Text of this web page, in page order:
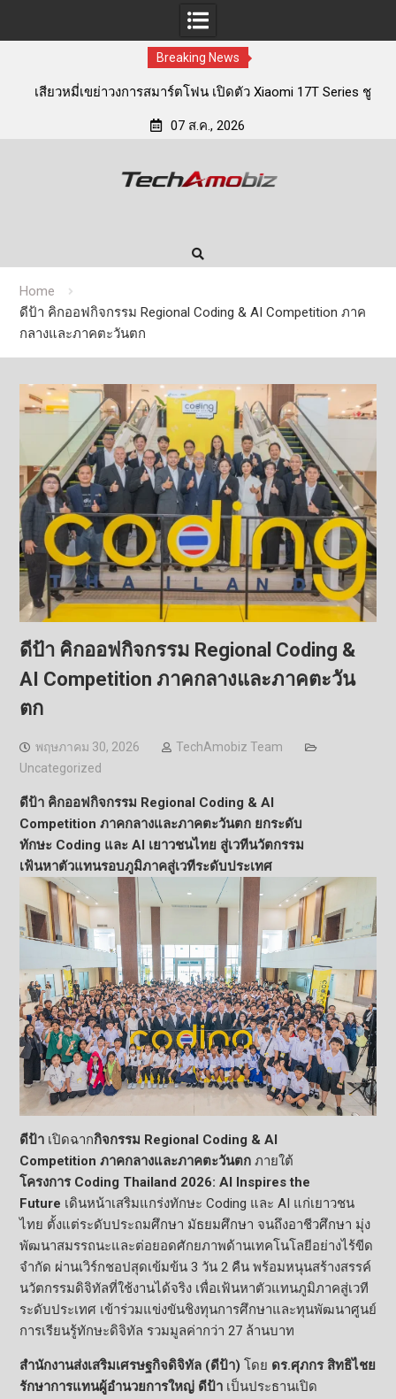
Breaking News
ARV & SKYLLER Open House 2026 โชว์ศักยภาพ สุดยอด
07 ส.ค., 2026
Home
ดีป้า คิกออฟกิจกรรม Regional Coding & AI Competition ภาค
กลางและภาคตะวันตก
ดีป้า คิกออฟกิจกรรม Regional Coding &
AI Competition ภาคกลางและภาคตะวัน
ตก
พฤษภาคม 30, 2026
TechAmobiz Team
Uncategorized
ดีป้า คิกออฟกิจกรรม Regional Coding & AI
Competition ภาคกลางและภาคตะวันตก ยกระดับ
ทักษะ Coding และ AI เยาวชนไทย สู่เวทีนวัตกรรม
เฟ้นหาตัวแทนรอบภูมิภาคสู่เวทีระดับประเทศ
ดีป้าเปิดฉากกิจกรรม Regional Coding & AI
Competition ภาคกลางและภาคตะวันตกภายใต้
โครงการ Coding Thailand 2026: AI Inspires the
Future เดินหน้าเสริมแกร่งทักษะ Coding และ AI แก่เยาวชน
ไทย ตั้งแต่ระดับประถมศึกษา มัธยมศึกษา จนถึงอาชีวศึกษา มุ่ง
พัฒนาสมรรถนะและต่อยอดศักยภาพด้านเทคโนโลยีอย่างไร้ขีด
จำกัด ผ่านเวิร์กชอปสุดเข้มข้น 3 วัน 2 คืน พร้อมหนุนสร้างสรรค์
นวัตกรรมดิจิทัลที่ใช้งานได้จริง เพื่อเฟ้นหาตัวแทนภูมิภาคสู่เวที
ระดับประเทศ เข้าร่วมแข่งขันชิงทุนการศึกษาและทุนพัฒนาศูนย์
การเรียนรู้ทักษะดิจิทัล รวมมูลค่ากว่า 27 ล้านบาท
สำนักงานส่งเสริมเศรษฐกิจดิจิทัล (ดีป้า) โดย ดร.ศุภกร สิทธิไชย
รักษาการแทนผู้อำนวยการใหญ่ ดีป้าเป็นประธานเปิด